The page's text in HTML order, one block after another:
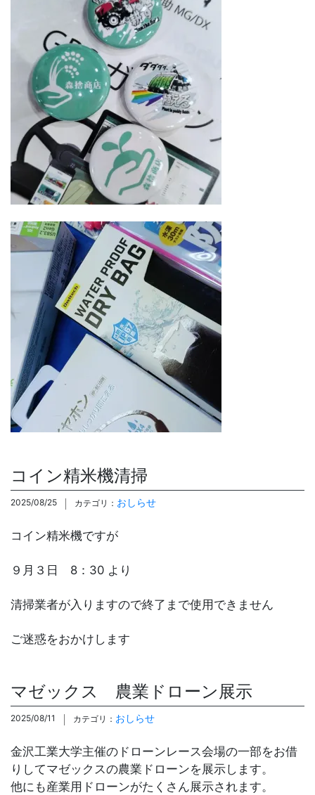
コイン精米機清掃
2025/08/25 カテゴリ： おしらせ
コイン精米機ですが
９月３日 8：30 より
清掃業者が入りますので終了まで使用できません
ご迷惑をおかけします
マゼックス 農業ドローン展示
2025/08/11 カテゴリ： おしらせ
金沢工業大学主催のドローンレース会場の一部をお借
りしてマゼックスの農業ドローンを展示します。
他にも産業用ドローンがたくさん展示されます。